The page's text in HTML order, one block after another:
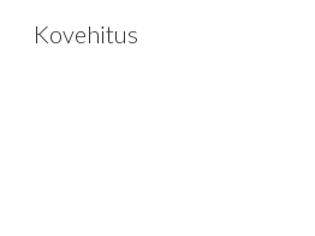
Kovehitus